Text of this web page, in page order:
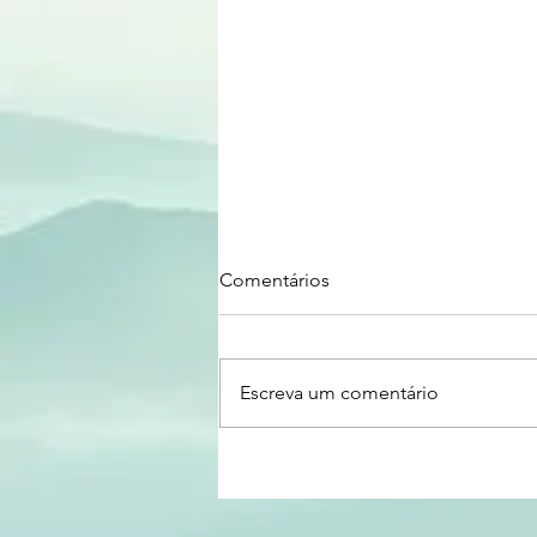
Comentários
Escreva um comentário